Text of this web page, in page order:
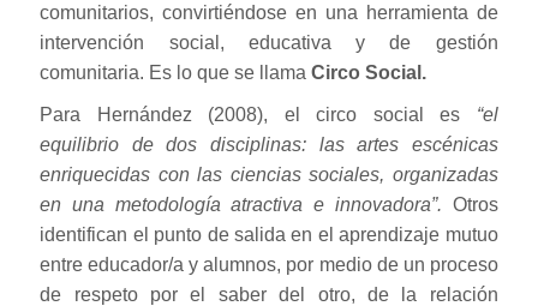
comunitarios, convirtiéndose en una herramienta de
intervención social, educativa y de gestión
comunitaria. Es lo que se llama Circo Social.
Para Hernández (2008), el circo social es “el
equilibrio de dos disciplinas: las artes escénicas
enriquecidas con las ciencias sociales, organizadas
en una metodología atractiva e innovadora”. Otros
identifican el punto de salida en el aprendizaje mutuo
entre educador/a y alumnos, por medio de un proceso
de respeto por el saber del otro, de la relación